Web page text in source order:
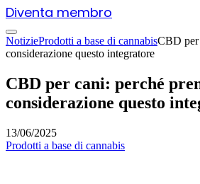
Diventa membro
NotizieProdotti a base di cannabisCBD per
considerazione questo integratore
CBD per cani: perché
considerazione questo
13/06/2025
Prodotti a base di cannabis